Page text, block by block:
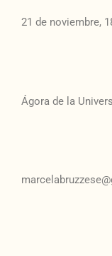
21 de noviembre,
Ágora de la